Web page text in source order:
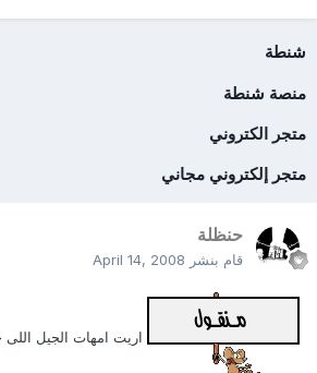
شنطة
منصة شنطة
متجر الكتروني
متجر إلكتروني مجاني
حنظلة
قام بنشر April 14, 2008
اريت امهات الجيل اللى